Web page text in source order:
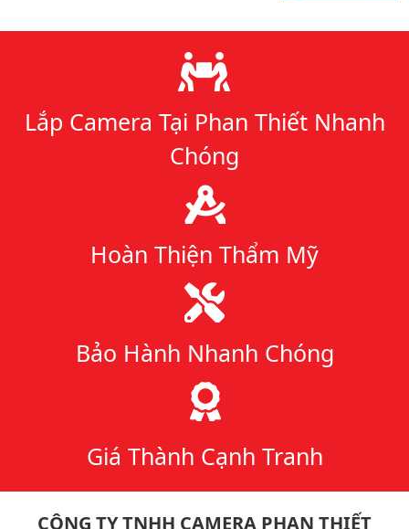
Lý do chọn chúng tôi
Lắp Camera Tại Phan Thiết Nhanh
Chóng
Hoàn Thiện Thẩm Mỹ
Bảo Hành Nhanh Chóng
Giá Thành Cạnh Tranh
CÔNG TY TNHH CAMERA PHAN THIẾT